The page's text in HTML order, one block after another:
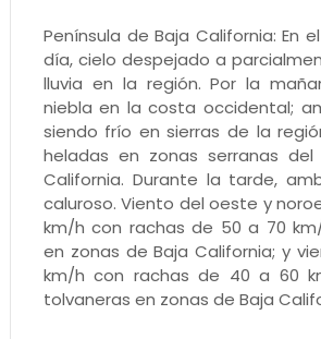
Península de Baja California: En
día, cielo despejado a
lluvia en la región. Por la
niebla en la costa occidental;
siendo frío en sierras de la
heladas en zonas serranas
California. Durante la tarde,
caluroso. Viento del oeste y
km/h con rachas de 50 a 70
en zonas de Baja California; y
km/h con rachas de 40 a 60
tolvaneras en zonas de Baja